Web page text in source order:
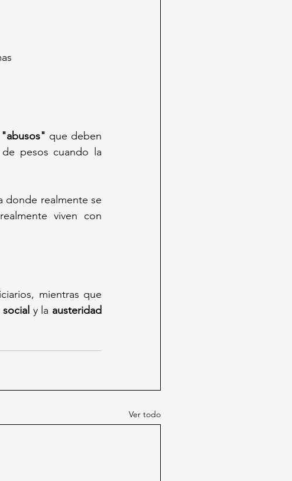
"abusos" que deben
pesos cuando la
donde realmente se
viven con
mientras que
y la austeridad
Ver todo